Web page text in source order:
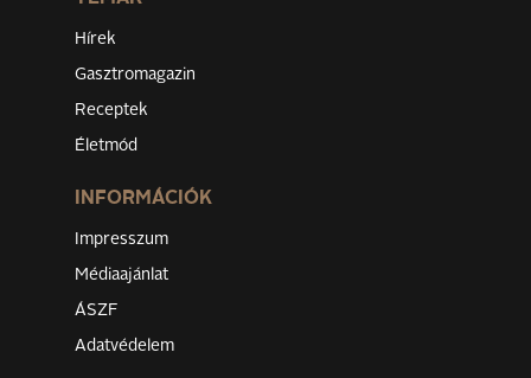
Hírek
Gasztromagazin
Receptek
Életmód
INFORMÁCIÓK
Impresszum
Médiaajánlat
ÁSZF
Adatvédelem